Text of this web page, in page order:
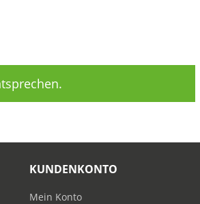
KUNDENKONTO
Mein Konto